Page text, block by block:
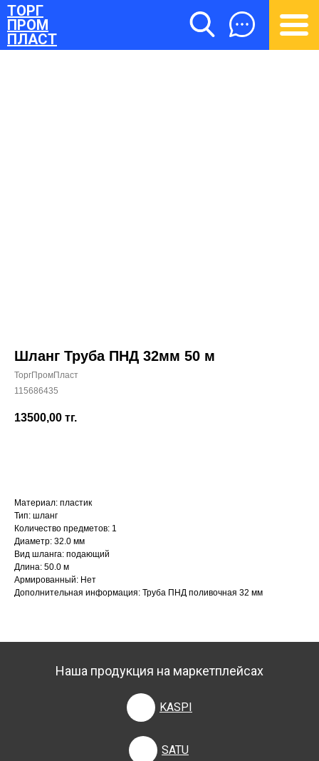
ТОРГ
ПРОМ
ПЛАСТ
Шланг Труба ПНД 32мм 50 м
ТоргПромПласт
115686435
13500,00 тг.
Материал: пластик
Тип: шланг
Количество предметов: 1
Диаметр: 32.0 мм
Вид шланга: подающий
Длина: 50.0 м
Армированный: Нет
Дополнительная информация: Труба ПНД поливочная 32 мм
Наша продукция на маркетплейсах
KASPI
SATU